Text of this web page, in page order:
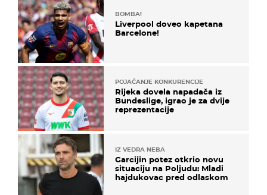
BOMBA!
Liverpool doveo kapetana
Barcelone!
POJAČANJE KONKURENCIJE
Rijeka dovela napadača iz
Bundeslige, igrao je za dvije
reprezentacije
IZ VEDRA NEBA
Garcijin potez otkrio novu
situaciju na Poljudu: Mladi
hajdukovac pred odlaskom